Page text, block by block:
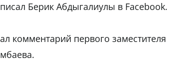
Берик Абдыгалиулы в Facebook.
комментарий первого заместителя